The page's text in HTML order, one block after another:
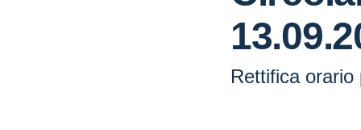
Rettifica orario